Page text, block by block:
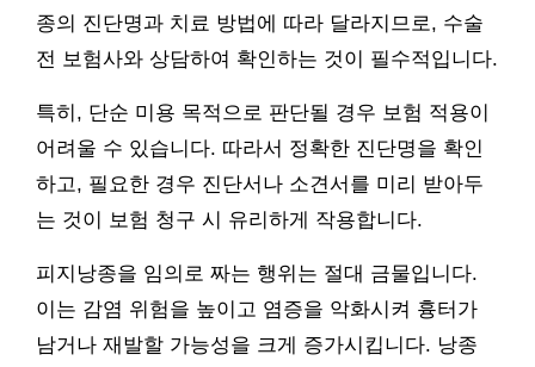
종의 진단명과 치료 방법에 따라 달라지므로, 수술
전 보험사와 상담하여 확인하는 것이 필수적입니다.
특히, 단순 미용 목적으로 판단될 경우 보험 적용이
어려울 수 있습니다. 따라서 정확한 진단명을 확인
하고, 필요한 경우 진단서나 소견서를 미리 받아두
는 것이 보험 청구 시 유리하게 작용합니다.
피지낭종을 임의로 짜는 행위는 절대 금물입니다.
이는 감염 위험을 높이고 염증을 악화시켜 흉터가
남거나 재발할 가능성을 크게 증가시킵니다. 낭종